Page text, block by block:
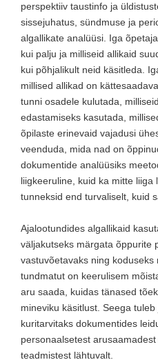
perspektiiv taustinfo ja
sissejuhatus, sündmuse ja
algallikate analüüsi. Iga
kui palju ja milliseid allikaid
kui põhjalikult neid käsitleda.
millised allikad on
tunni osadele kulutada,
edastamiseks kasutada,
õpilaste erinevaid vajadusi
veenduda, mida nad on
dokumentide analüüsiks
liigkeeruline, kuid ka mitte liiga
tunneksid end turvaliselt, kuid
Ajalootundides algallikaid
väljakutseks märgata õppurite
vastuvõetavaks ning
tundmatut on keerulisem
aru saada, kuidas tänased
mineviku käsitlust. Seega
kuritarvitaks dokumentides
personaalsetest
teadmistest lähtuvalt.